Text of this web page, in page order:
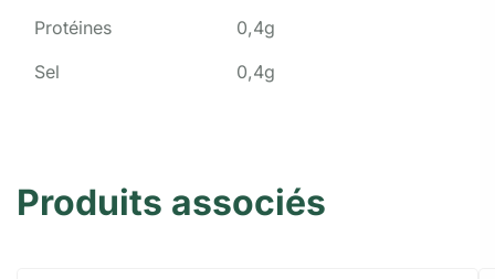
Protéines
0,4g
Sel
0,4g
Produits associés